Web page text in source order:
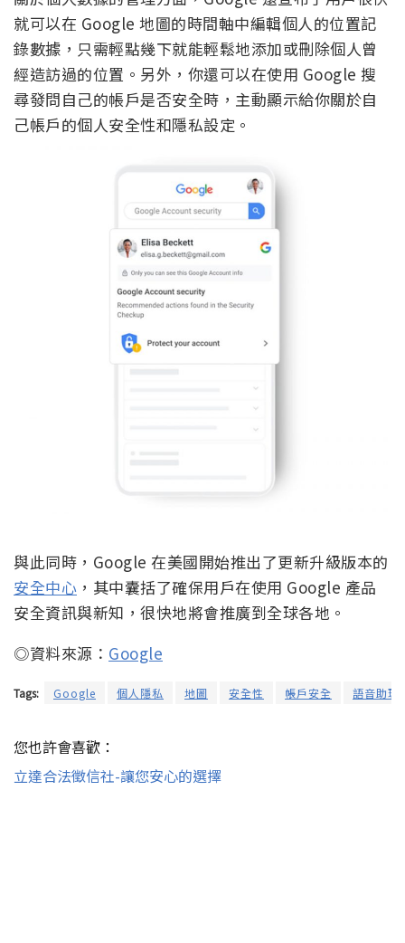
就可以在 Google 地圖的時間軸中編輯個人的位置記
錄數據，只需輕點幾下就能輕鬆地添加或刪除個人曾
經造訪過的位置。另外，你還可以在使用 Google 搜
尋發問自己的帳戶是否安全時，主動顯示給你關於自
己帳戶的個人安全性和隱私設定。
與此同時，Google 在美國開始推出了更新升級版本的
安全中心 ，其中囊括了確保用戶在使用 Google 產品
安全資訊與新知，很快地將會推廣到全球各地。
◎資料來源： Google
Tags: Google 個人隱私 地圖 安全性 帳戶安全 語音助理
您也許會喜歡：
立達合法徵信社-讓您安心的選擇